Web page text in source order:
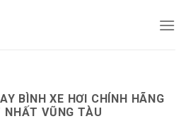
BÌNH XE HƠI CHÍNH HÃNG
NHẤT VŨNG TÀU